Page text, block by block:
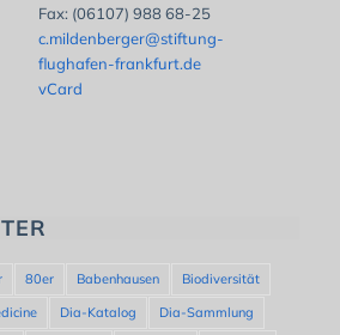
Fax: (06107) 988 68-25
c.mildenberger@stiftung-
flughafen-frankfurt.de
vCard
80er Babenhausen
Biodiversität
Dia-Katalog
Dia-Sammlung